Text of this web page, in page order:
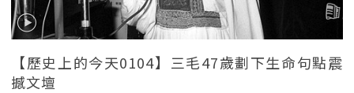
【歷史上的今天0104】三毛47歲劃下生命句點震
撼文壇